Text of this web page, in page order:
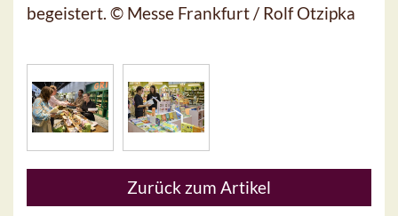
begeistert. © Messe Frankfurt / Rolf Otzipka
Zurück zum Artikel